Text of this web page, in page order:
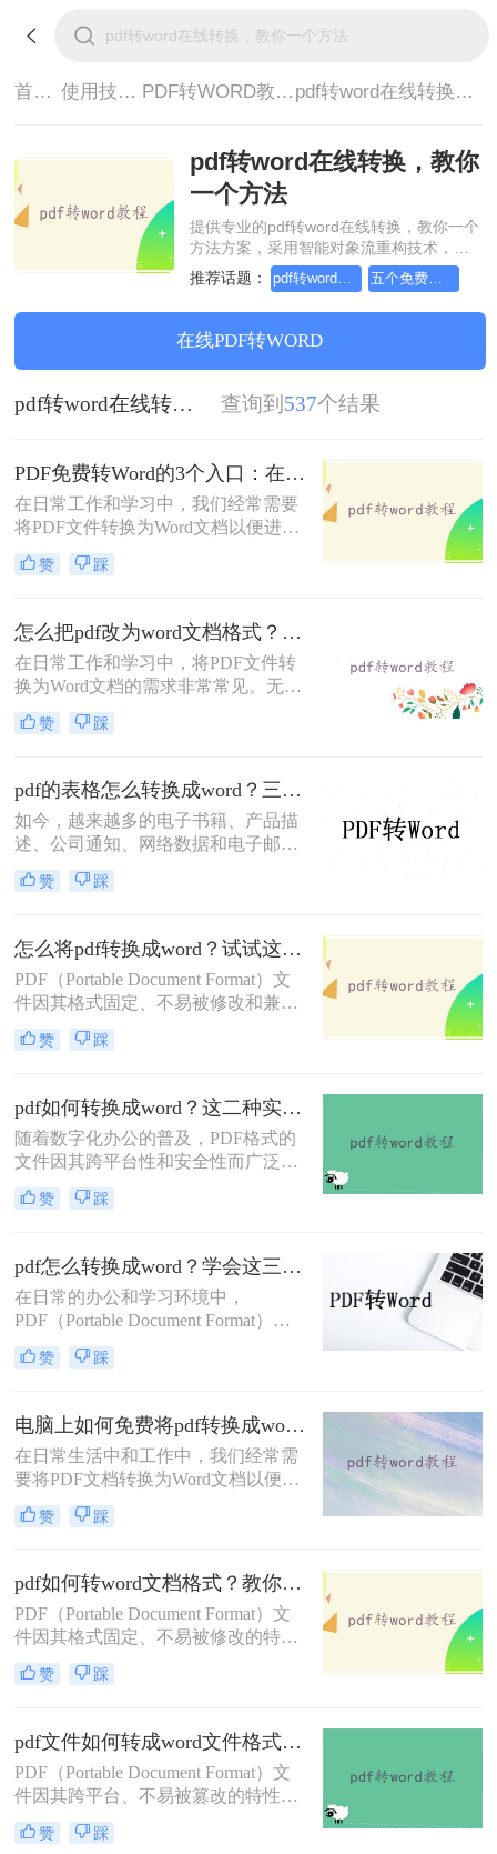
首页> 使用技巧> PDF转WORD教程> pdf转word在线转换，教你一个方法
pdf转word在线转换，教你
一个方法
提供专业的pdf转word在线转换，教你一个
方法方案，采用智能对象流重构技术，确
保文档1:1高保真还原且排版不乱码。支持
一键批量处理，全链路 SSL 加密保障隐私
安全。助您快速实现pdf转word在线转换，
教你一个方法，无需安装，高效办公。
推荐话题：
在线PDF转WORD
pdf转word在线转换，教你一个方法 查询到 537个结果
PDF免费转Word的3个入口：在线、客户端、Word自带各有取舍！
在日常工作和学习中，我们经常需要
将PDF文件转换为Word文档以便进行
编辑和修改。那么怎样pdf免费转换成
word呢？本文将介绍三种免费将PDF
赞 踩
怎么把pdf改为word文档格式？给大家分享三种简单的转换方法！
在日常工作和学习中，将PDF文件转
换为Word文档的需求非常常见。无论
是为了编辑内容、重新排版还是与其
他工具兼容，掌握几种高效的转换方
为word文档格式呢？本文将介绍三种
将PDF转换为Word文档的方法。
赞 踩
pdf的表格怎么转换成word？三个方法轻松搞定！
如今，越来越多的电子书籍、产品描
述、公司通知、网络数据和电子邮件
开始使用PDF格式文件。Adobe设计
PDF文件格式的目的是支持跨平台、
是对网络信息发布的支持。为了实现
这一目标，PDF具有许多其他电子文
件格式无法比拟的优势。但是PDF却
不能直接编辑，因此需要pdf转word，
那么pdf的表格怎么转换成word呢？下
面就来看看吧。
赞 踩
怎么将pdf转换成word？试试这二种高效转换方法！
PDF（Portable Document Format）文
件因其格式固定、不易被修改和兼容
性强等特点，在文档传输和存储中得
到了广泛应用。然而，在某些情况
Word文档，以便进行编辑和修改。那
么怎么将pdf转换成word呢？本文将介
绍两种将PDF转换成Word的高效方
法。
赞 踩
pdf如何转换成word？这二种实用转换方法了解一下！
随着数字化办公的普及，PDF格式的
文件因其跨平台性和安全性而广泛应
用。然而，有时我们需要将PDF文件
转换为Word文档，以便进行编辑、修
word呢？本文将详细介绍两种常见的
PDF转Word的方法，帮助您轻松应对
各种转换需求。
赞 踩
pdf怎么转换成word？学会这三种简单的方法，1分钟轻松搞定！
在日常的办公和学习环境中，
PDF（Portable Document Format）因
其跨平台兼容性和保持文档原貌的特
性而广受欢迎。然而，当我们需要对
换为Word文档便成为了一个常见的需
求。那么pdf怎么转换成word呢？本文
将探讨几种将PDF转换成Word文档的
方法，帮助您轻松应对这一任务。
赞 踩
电脑上如何免费将pdf转换成word？分享2种实用方法！
在日常生活中和工作中，我们经常需
要将PDF文档转换为Word文档以便进
行编辑、修改或格式调整。那么电脑
上如何免费将pdf转换成word呢？本文
方法。
赞 踩
pdf如何转word文档格式？教你三种好用的转换方法！
PDF（Portable Document Format）文
件因其格式固定、不易被修改的特
点，广泛应用于各种文档传输和存储
场景。然而，有时我们需要将PDF文
便进行修改、编辑或重新排版。那么
pdf如何转word文档格式呢？本文将介
绍三种将PDF转换为Word文档格式的
方法。
赞 踩
pdf文件如何转成word文件格式？来学习这2种转换方法！
PDF（Portable Document Format）文
件因其跨平台、不易被篡改的特性，
广泛应用于文件传输和存储。然而，
有时我们需要将PDF文件转换为Word
赞 踩